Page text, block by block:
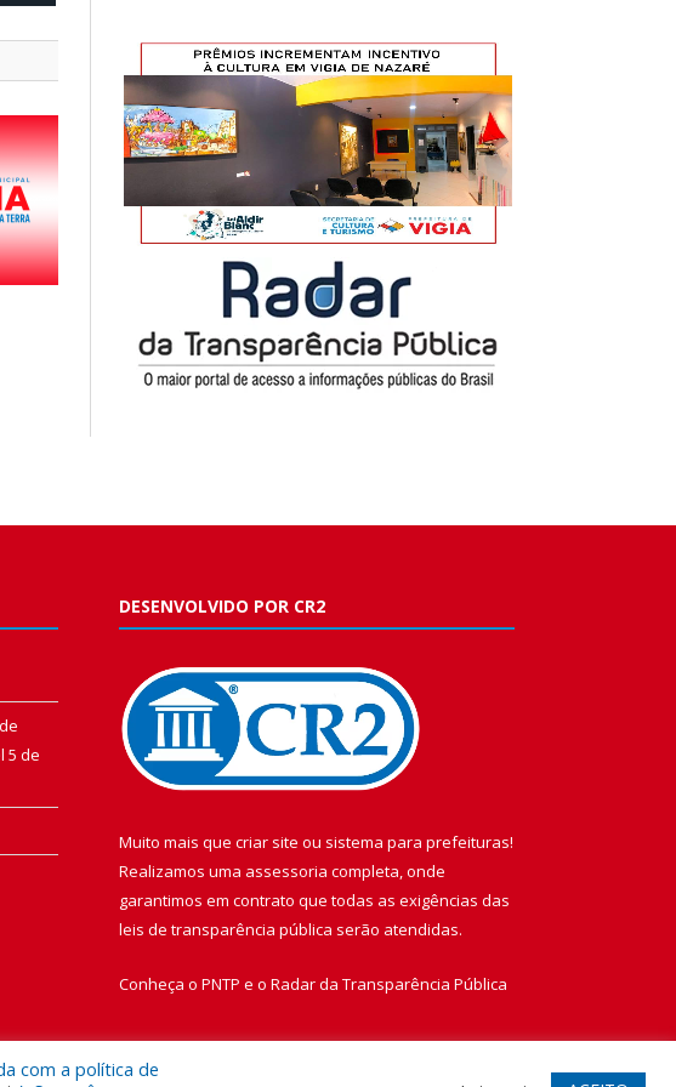
5 de
DESENVOLVIDO POR CR2
Muito mais que criar site ou sistema para prefeituras!
Realizamos uma assessoria completa, onde
garantimos em contrato que todas as exigências das
leis de transparência pública serão atendidas.
Conheça o PNTP e o Radar da Transparência Pública
com a política de